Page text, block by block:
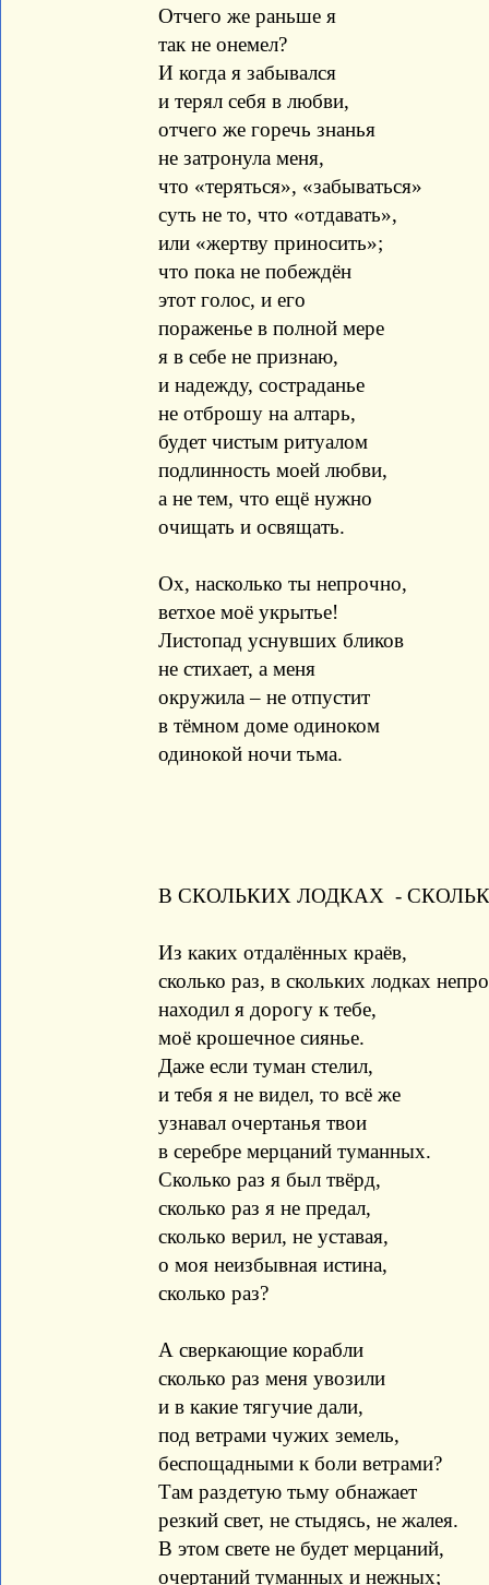
Отчего же раньше я
так не онемел?
И когда я забывался
и терял себя в любви,
отчего же горечь знанья
не затронула меня,
что «теряться», «забываться»
суть не то, что «отдавать»,
или «жертву приносить»;
что пока не побеждён
этот голос, и его
пораженье в полной мере
я в себе не признаю,
и надежду, состраданье
не отброшу на алтарь,
будет чистым ритуалом
подлинность моей любви,
а не тем, что ещё нужно
очищать и освящать.
Ох, насколько ты непрочно,
ветхое моё укрытье!
Листопад уснувших бликов
не стихает, а меня
окружила – не отпустит
в тёмном доме одиноком
одинокой ночи тьма.
В СКОЛЬКИХ ЛОДКАХ -
Из каких отдалённых краёв,
сколько раз, в скольких лодках
находил я дорогу к тебе,
моё крошечное сиянье.
Даже если туман стелил,
и тебя я не видел, то всё же
узнавал очертанья твои
в серебре мерцаний туманных.
Сколько раз я был твёрд,
сколько раз я не предал,
сколько верил, не уставая,
о моя неизбывная истина,
сколько раз?
А сверкающие корабли
сколько раз меня увозили
и в какие тягучие дали,
под ветрами чужих земель,
беспощадными к боли ветрами?
Там раздетую тьму обнажает
резкий свет, не стыдясь, не жалея.
В этом свете не будет мерцаний,
очертаний туманных и нежных;